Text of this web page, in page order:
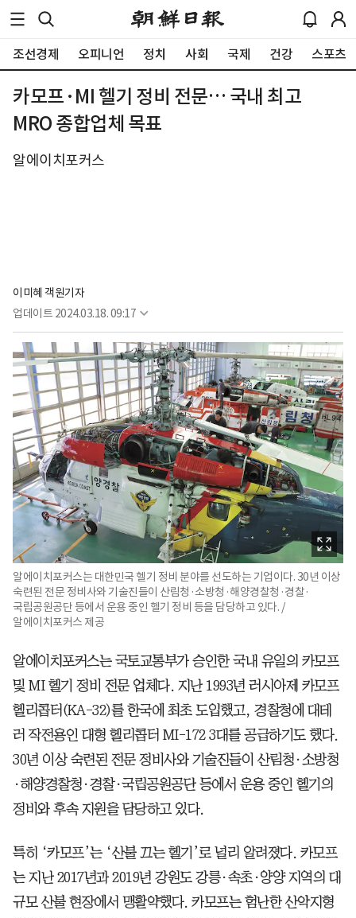
조선경제 오피니언 정치 사회 국제 건강 스포츠
카모프·MI 헬기 정비 전문… 국내 최고
MRO 종합업체 목표
알에이치포커스
이미혜 객원기자
업데이트 2024.03.18. 09:17
알에이치포커스는 대한민국 헬기 정비 분야를 선도하는 기업이다. 30년 이상
숙련된 전문 정비사와 기술진들이 산림청·소방청·해양경찰청·경찰·
국립공원공단 등에서 운용 중인 헬기 정비 등을 담당하고 있다. /
알에이치포커스 제공
알에이치포커스는 국토교통부가 승인한 국내 유일의 카모프
및 MI 헬기 정비 전문 업체다. 지난 1993년 러시아제 카모프
헬리콥터(KA-32)를 한국에 최초 도입했고, 경찰청에 대테
러 작전용인 대형 헬리콥터 MI-172 3대를 공급하기도 했다.
30년 이상 숙련된 전문 정비사와 기술진들이 산림청·소방청
·해양경찰청·경찰·국립공원공단 등에서 운용 중인 헬기의
정비와 후속 지원을 담당하고 있다.
특히 ‘카모프’는 ‘산불 끄는 헬기’로 널리 알려졌다. 카모프
는 지난 2017년과 2019년 강원도 강릉·속초·양양 지역의 대
규모 산불 현장에서 맹활약했다. 카모프는 험난한 산악지형